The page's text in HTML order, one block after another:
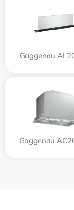
Gaggenau
Gaggenau